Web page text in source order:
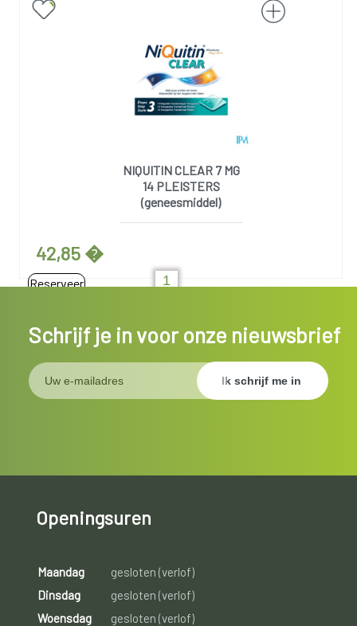
NIQUITIN CLEAR 7 MG
14 PLEISTERS
(geneesmiddel)
42,85 �
Reserveer
Schrijf je in voor onze nieuwsbrief
Openingsuren
Maandag
gesloten (verlof)
Dinsdag
gesloten (verlof)
Woensdag
gesloten (verlof)